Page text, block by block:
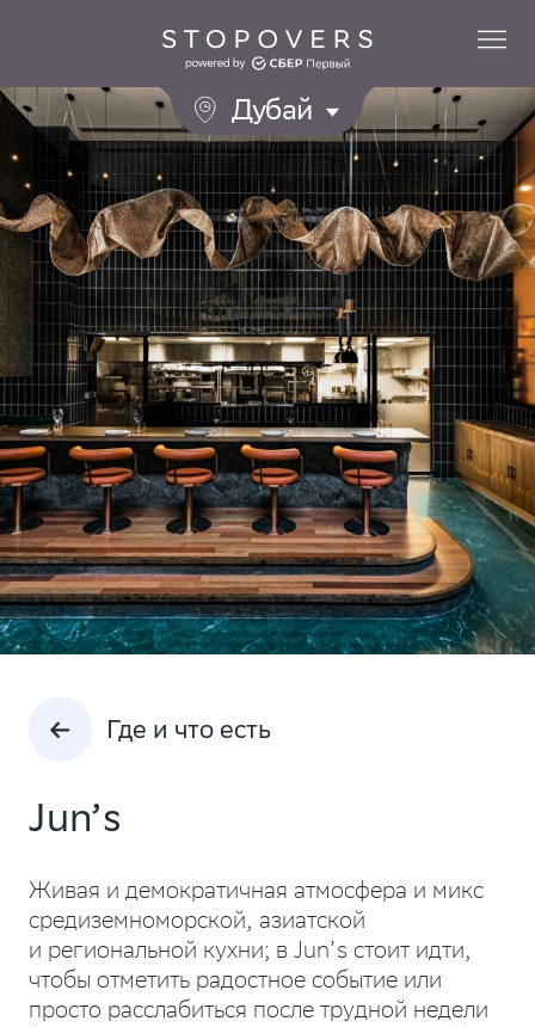
Дубай
Где и что есть
Jun’s
Живая и демократичная атмосфера и микс
средиземноморской, азиатской
и региональной кухни; в Jun’s стоит идти,
чтобы отметить радостное событие или
просто расслабиться после трудной недели